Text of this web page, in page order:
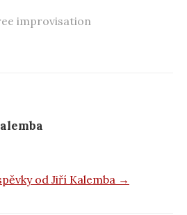
improvisation
od Jiří Kalemba →